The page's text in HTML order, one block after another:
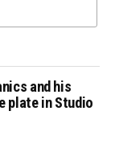
and his
plate in Studio